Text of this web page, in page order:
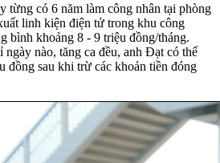
từng có 6 năm làm công nhân tại phòng
linh kiện điện tử trong khu công
bình khoảng 8 - 9 triệu đồng/tháng.
nào, tăng ca đều, anh Đạt có thể
đồng sau khi trừ các khoản tiền đóng